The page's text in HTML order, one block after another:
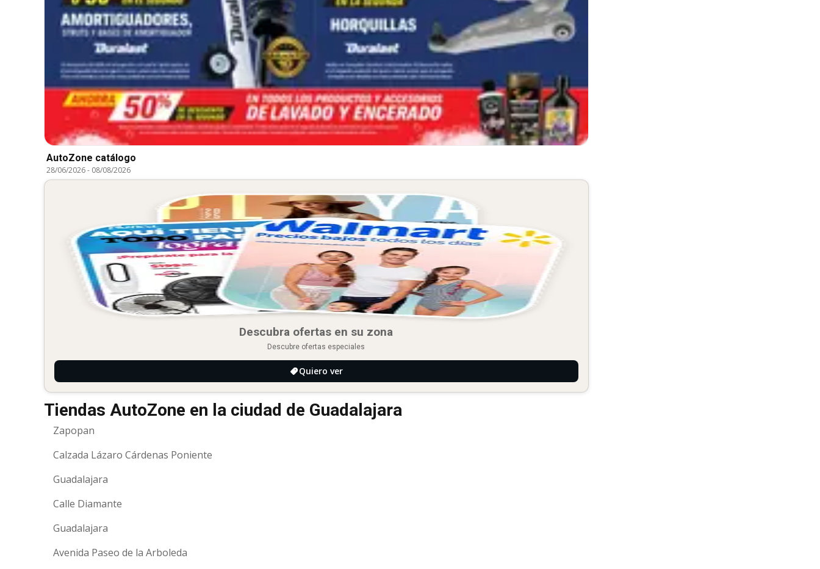
AutoZone catálogo
28/06/2026- 08/08/2026
Descubra ofertas en su zona
Descubre ofertas especiales
Quiero ver
Tiendas AutoZone en la ciudad de Guadalajara
Zapopan
Calzada Lázaro Cárdenas Poniente
Guadalajara
Calle Diamante
Guadalajara
Avenida Paseo de la Arboleda